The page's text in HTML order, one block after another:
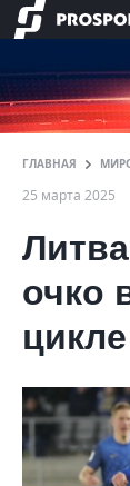
ГЛАВНАЯ
25 марта 2025
очко
цикле